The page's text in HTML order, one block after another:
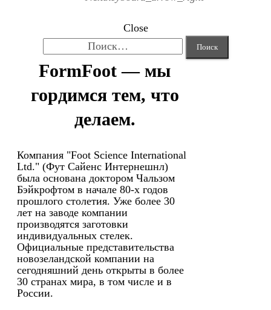
Close
FormFoot — мы
гордимся тем, что
делаем.
Компания "Foot Science International
Ltd." (Фут Сайенс Интернешнл)
была основана доктором Чальзом
Бэйкрофтом в начале 80-х годов
прошлого столетия. Уже более 30
лет на заводе компании
производятся заготовки
индивидуальных стелек.
Официальные представительства
новозеландской компании на
сегодняшний день открыты в более
30 странах мира, в том числе и в
России.